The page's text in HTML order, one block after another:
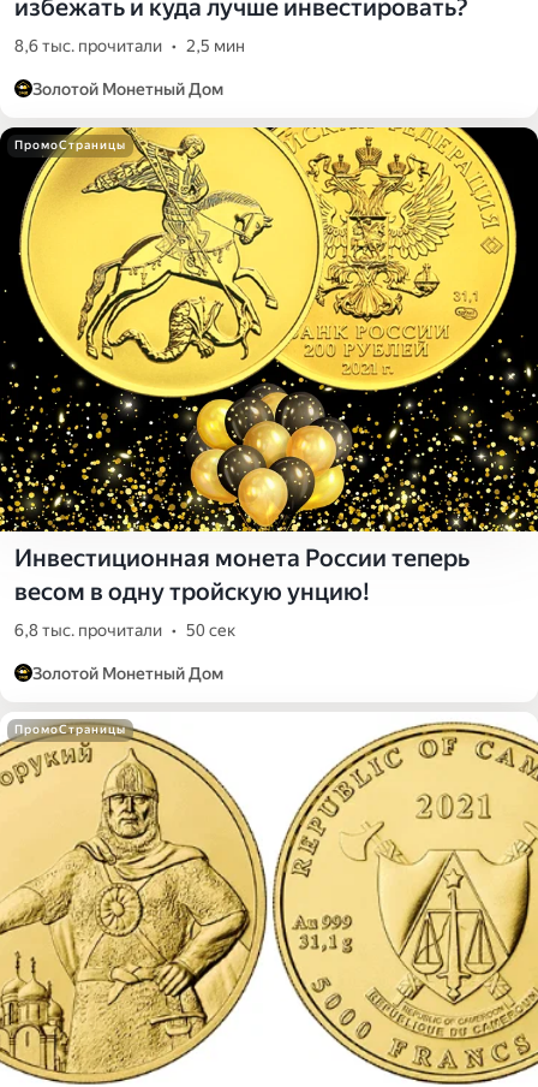
избежать и куда лучше инвестировать?
8,6 тыс. прочитали • 2,5 мин
Золотой Монетный Дом
ПромоСтраницы
Инвестиционная монета России теперь
весом в одну тройскую унцию!
6,8 тыс. прочитали • 50 сек
Золотой Монетный Дом
ПромоСтраницы